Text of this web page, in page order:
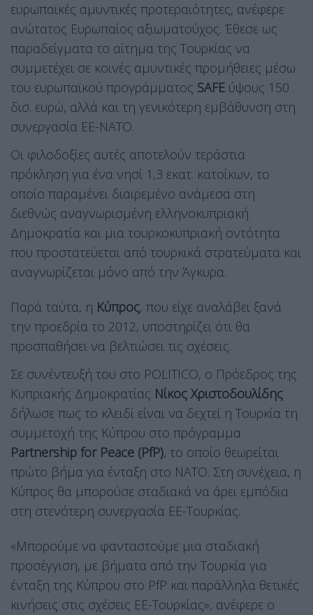
ευρωπαϊκές αμυντικές προτεραιότητες, ανέφερε
ανώτατος Ευρωπαίος αξιωματούχος. Έθεσε ως
παραδείγματα το αίτημα της Τουρκίας να
συμμετέχει σε κοινές αμυντικές προμήθειες μέσω
του ευρωπαϊκού προγράμματος SAFE ύψους 150
δισ. ευρώ, αλλά και τη γενικότερη εμβάθυνση στη
συνεργασία ΕΕ-ΝΑΤΟ.
Οι φιλοδοξίες αυτές αποτελούν τεράστια
πρόκληση για ένα νησί 1,3 εκατ. κατοίκων, το
οποίο παραμένει διαιρεμένο ανάμεσα στη
διεθνώς αναγνωρισμένη ελληνοκυπριακή
Δημοκρατία και μια τουρκοκυπριακή οντότητα
που προστατεύεται από τουρκικά στρατεύματα και
αναγνωρίζεται μόνο από την Άγκυρα.
Παρά ταύτα, η Κύπρος, που είχε αναλάβει ξανά
την προεδρία το 2012, υποστηρίζει ότι θα
προσπαθήσει να βελτιώσει τις σχέσεις.
Σε συνέντευξή του στο POLITICO, ο Πρόεδρος της
Κυπριακής Δημοκρατίας Νίκος Χριστοδουλίδης
δήλωσε πως το κλειδί είναι να δεχτεί η Τουρκία τη
συμμετοχή της Κύπρου στο πρόγραμμα
Partnership for Peace (PfP), το οποίο θεωρείται
πρώτο βήμα για ένταξη στο ΝΑΤΟ. Στη συνέχεια, η
Κύπρος θα μπορούσε σταδιακά να άρει εμπόδια
στη στενότερη συνεργασία ΕΕ-Τουρκίας.
«Μπορούμε να φανταστούμε μια σταδιακή
προσέγγιση, με βήματα από την Τουρκία για
ένταξη της Κύπρου στο PfP και παράλληλα θετικές
κινήσεις στις σχέσεις ΕΕ-Τουρκίας», ανέφερε ο